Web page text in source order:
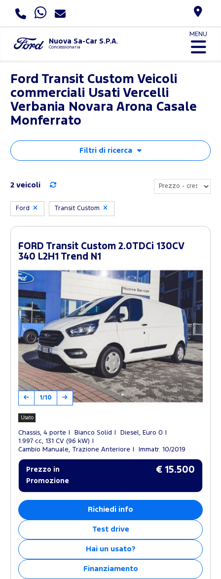
Nuova Sa-Car S.P.A.
Concessionaria
MENU
Ford Transit Custom Veicoli
commerciali Usati Vercelli
Verbania Novara Arona Casale
Monferrato
Filtri di ricerca
2 veicoli
Ford Transit Custom
FORD Transit Custom 2.0TDCi 130CV
340 L2H1 Trend N1
1/10
Usato
Chassis, 4 porte Bianco Solid
Diesel, Euro 0
1.997 cc, 131 CV (96 kW)
Cambio Manuale, Trazione Anteriore
Immatr. 10/2019
Prezzo in
Promozione
€ 15.500
Richiedi info
Test drive
Hai un usato?
Finanziamento